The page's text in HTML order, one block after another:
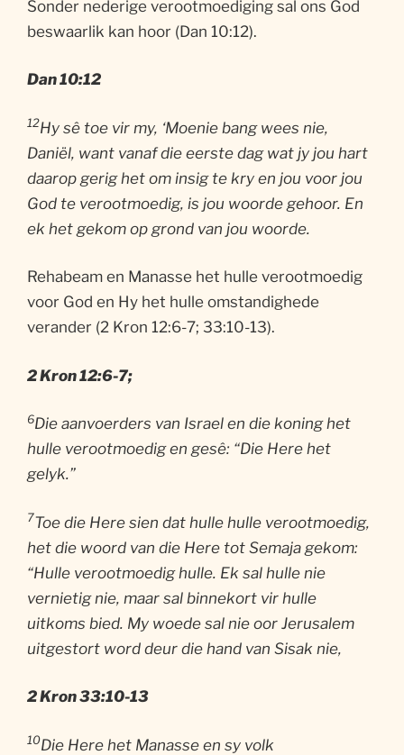
Sonder nederige verootmoediging sal ons God
beswaarlik kan hoor (Dan 10:12).
Dan 10:12
12Hy sê toe vir my, ‘Moenie bang wees nie,
Daniël, want vanaf die eerste dag wat jy jou hart
daarop gerig het om insig te kry en jou voor jou
God te verootmoedig, is jou woorde gehoor. En
ek het gekom op grond van jou woorde.
Rehabeam en Manasse het hulle verootmoedig
voor God en Hy het hulle omstandighede
verander (2 Kron 12:6-7; 33:10-13).
2 Kron 12:6-7;
6Die aanvoerders van Israel en die koning het
hulle verootmoedig en gesê: “Die Here het
gelyk.”
7Toe die Here sien dat hulle hulle verootmoedig,
het die woord van die Here tot Semaja gekom:
“Hulle verootmoedig hulle. Ek sal hulle nie
vernietig nie, maar sal binnekort vir hulle
uitkoms bied. My woede sal nie oor Jerusalem
uitgestort word deur die hand van Sisak nie,
2 Kron33:10-13
10Die Here het Manasse en sy volk